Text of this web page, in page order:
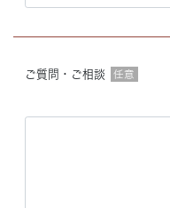
ご質問・ご相談 任意